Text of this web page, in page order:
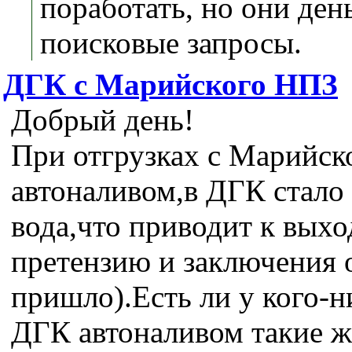
поработать, но они
поисковые запросы.
ДГК с Марийского НПЗ
Добрый день!
При отгрузках с
автоналивом,в ДГК стало
вода,что приводит к
претензию и заключения
пришло).Есть ли у кого-
ДГК автоналивом такие